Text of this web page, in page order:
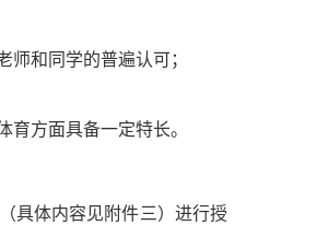
师和同学的普遍认可；
育方面具备一定特长。
具体内容见附件三）进行授